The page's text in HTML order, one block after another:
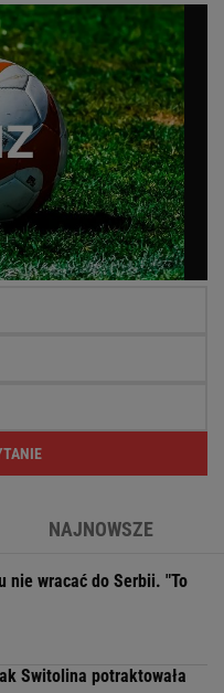
NAJNOWSZE
nie wracać do Serbii. "To
Switolina potraktowała